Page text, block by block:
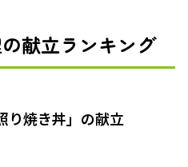
献立ランキング
り焼き丼」の献立